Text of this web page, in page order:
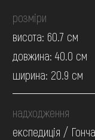
розміри
висота: 60.7 см
довжина: 40.0 см
ширина: 20.9 см
надходження
експедиція /